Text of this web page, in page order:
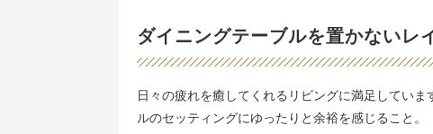
ダイニングテーブルを置かないレ
日々の疲れを癒してくれるリビングに満足してい
ルのセッティングにゆったりと余裕を感じること。